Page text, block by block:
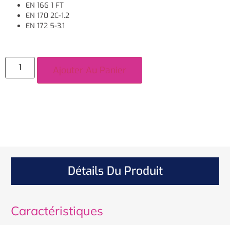
EN 166 1 FT
EN 170 2C-1.2
EN 172 5-3.1
Ajouter Au Panier
Détails Du Produit
Caractéristiques